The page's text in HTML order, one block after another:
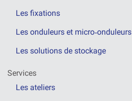
Les fixations
Les onduleurs et micro‑onduleurs
Les solutions de stockage
Services
Les ateliers